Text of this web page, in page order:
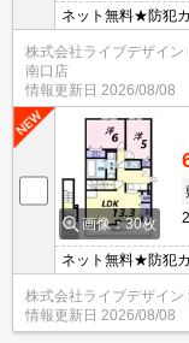
ネット無料★防犯
株式会社ライブデザイン
南口店
情報更新日 2026/08/08
画像：30枚
ネット無料★防犯
株式会社ライブデザイン
情報更新日 2026/08/08